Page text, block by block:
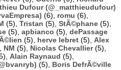
Dufour (@_matthieudufour)
(6), romu (6),
(5), Tristan (5), StÃ©phane (5),
(5), apbianco (5), dePassage
(5), herve lebret (5), Alex
NM (5), Nicolas Chevallier(5),
Alain Raynaud (5),
(5), Boris DefrÃ©ville